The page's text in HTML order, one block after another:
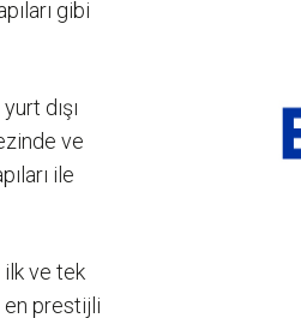
gibi
dışı
ve
ile
ilk ve tek
en prestijli